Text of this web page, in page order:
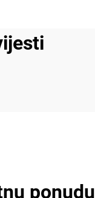
ponudu